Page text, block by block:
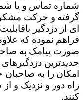
شماره تماس و یا
گرفته و حرکت
ای از دزدگیر
فراهم نموده که
صورت پیامک به
جدیدترین دزدگیرهای
امکان را به صاحبان
راه دور و نزدیک و
کنند.